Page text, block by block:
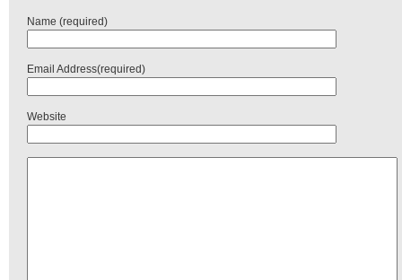
Name (required)
Email Address(required)
Website